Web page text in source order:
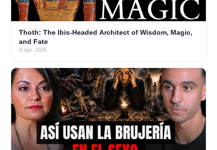
Thoth: The Ibis-Headed Architect of Wisdom, Magic,
and Fate
4 ago. 2026